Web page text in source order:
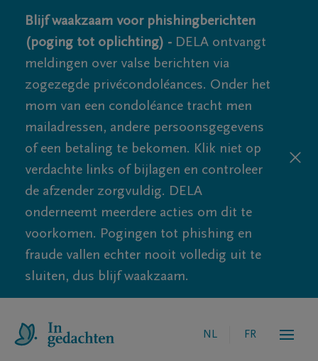
Blijf waakzaam voor phishingberichten
(poging tot oplichting) - DELA ontvangt
meldingen over valse berichten via
zogezegde privécondoléances. Onder het
mom van een condoléance tracht men
mailadressen, andere persoonsgegevens
of een betaling te bekomen. Klik niet op
verdachte links of bijlagen en controleer
de afzender zorgvuldig. DELA
onderneemt meerdere acties om dit te
voorkomen. Pogingen tot phishing en
fraude vallen echter nooit volledig uit te
sluiten, dus blijf waakzaam.
NL FR